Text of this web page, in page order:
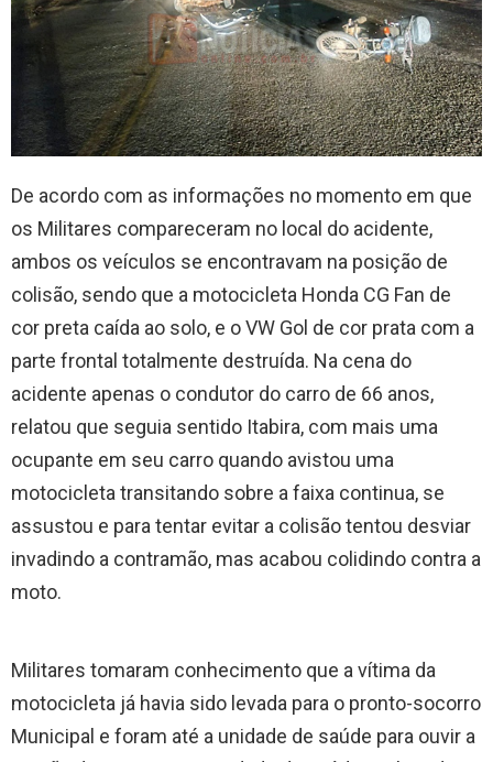
De acordo com as informações no momento em que
os Militares compareceram no local do acidente,
ambos os veículos se encontravam na posição de
colisão, sendo que a motocicleta Honda CG Fan de
cor preta caída ao solo, e o VW Gol de cor prata com a
parte frontal totalmente destruída. Na cena do
acidente apenas o condutor do carro de 66 anos,
relatou que seguia sentido Itabira, com mais uma
ocupante em seu carro quando avistou uma
motocicleta transitando sobre a faixa continua, se
assustou e para tentar evitar a colisão tentou desviar
invadindo a contramão, mas acabou colidindo contra a
moto.
Militares tomaram conhecimento que a vítima da
motocicleta já havia sido levada para o pronto-socorro
Municipal e foram até a unidade de saúde para ouvir a